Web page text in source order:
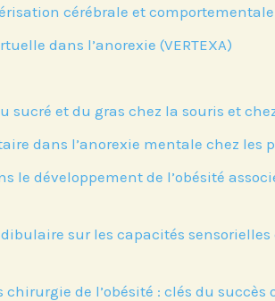
cérébrale et comportementale
dans l’anorexie (VERTEXA)
et du gras chez la souris et
dans l’anorexie mentale chez les
développement de l’obésité
sur les capacités sensorielles
chirurgie de l’obésité : clés du succès
: